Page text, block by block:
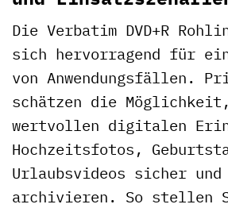
Die Verbatim DVD+R
sich hervorragend für
von Anwendungsfällen.
schätzen die
wertvollen digitalen
Hochzeitsfotos,
Urlaubsvideos sicher
archivieren. So stellen